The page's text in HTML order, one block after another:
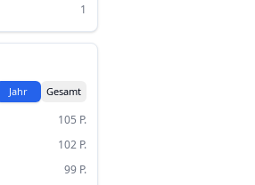
1
Jahr Gesamt
105 P.
102 P.
99 P.